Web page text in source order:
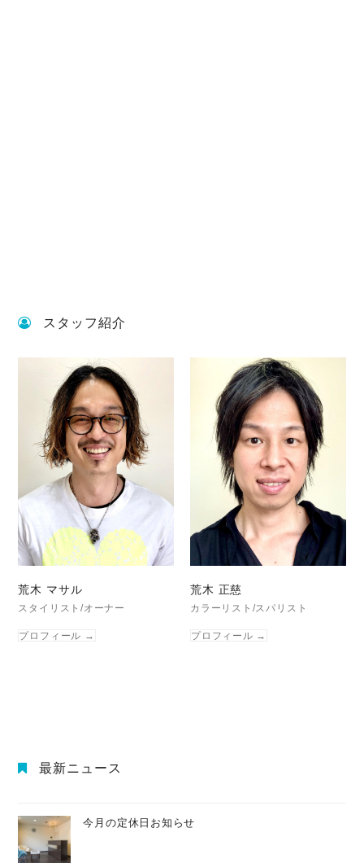
スタッフ紹介
荒木 マサル
スタイリスト/オーナー
プロフィール →
荒木 正慈
カラーリスト/スパリスト
プロフィール →
最新ニュース
今月の定休日お知らせ